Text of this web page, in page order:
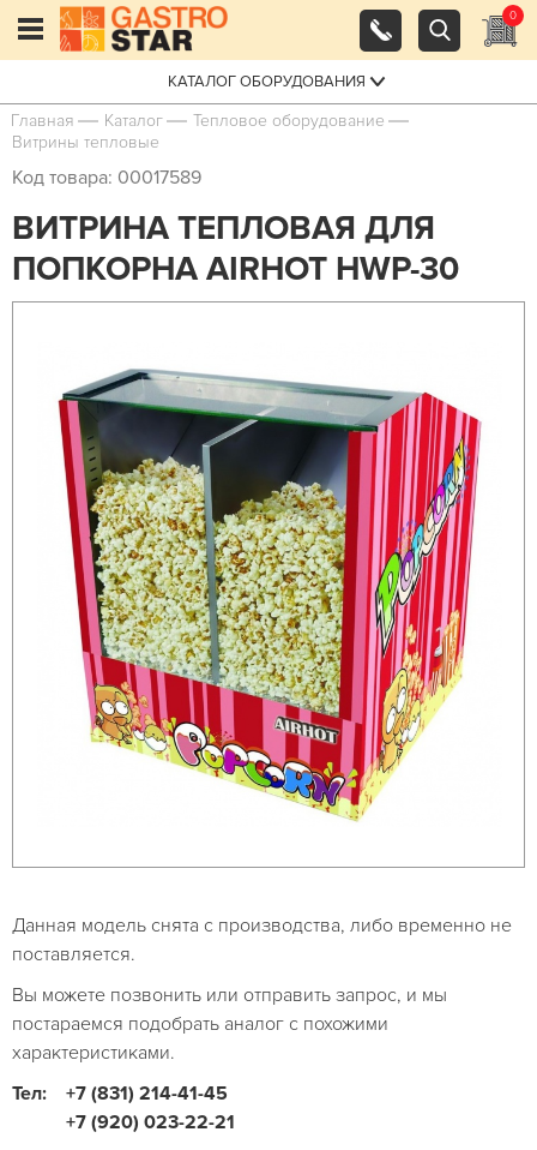
0
КАТАЛОГ ОБОРУДОВАНИЯ
Главная Каталог
Тепловое оборудование
Витрины тепловые
Код товара: 00017589
ВИТРИНА ТЕПЛОВАЯ ДЛЯ
ПОПКОРНА AIRHOT HWP-30
Данная модель снята с производства, либо временно не
поставляется.
Вы можете позвонить или отправить запрос, и мы
постараемся подобрать аналог с похожими
характеристиками.
Тел:
+7 (831) 214-41-45
+7 (920) 023-22-21